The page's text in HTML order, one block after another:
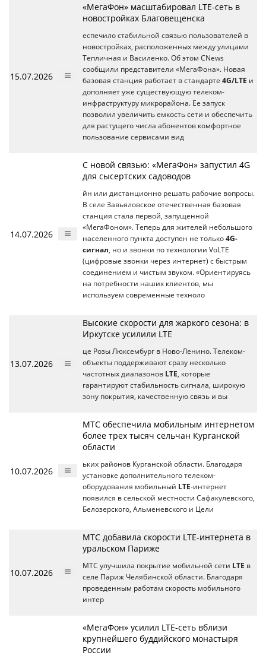
15.07.2026
«МегаФон» масштабировал LTE-сеть в
новостройках Благовещенска
еспечило стабильной связью пользователей в
новостройках, расположенных между улицами
Тепличная и Василенко. Об этом CNews
сообщили представители «МегаФона». Новая
базовая станция работает в стандарте 4G/LTE и
дополняет уже существующую телеком-
инфраструктуру микрорайона. Ее запуск
позволил увеличить емкость сети и обеспечить
для растущего числа абонентов комфортное
пользование сервисами вид
14.07.2026
С новой связью: «МегаФон» запустил 4G
для сысертских садоводов
йн или дистанционно решать рабочие вопросы.
В селе Завьяловское отечественная базовая
станция стала первой, запущенной
«МегаФоном». Теперь для жителей небольшого
населенного пункта доступен не только 4G-
сигнал , но и звонки по технологии VoLTE
(цифровые звонки через интернет) с быстрым
соединением и чистым звуком. «Ориентируясь
на потребности наших клиентов, мы
используем современные техноло
13.07.2026
Высокие скорости для жаркого сезона: в
Иркутске усилили LTE
це Розы Люксембург в Ново-Ленино. Телеком-
объекты поддерживают сразу несколько
частотных диапазонов LTE , которые
гарантируют стабильность сигнала, широкую
зону покрытия, качественную связь и вы
10.07.2026
МТС обеспечила мобильным интернетом
более трех тысяч сельчан Курганской
области
ьких районов Курганской области. Благодаря
установке дополнительного телеком-
оборудования мобильный LTE-интернет
появился в сельской местности Сафакулевского,
Белозерского, Альменевского и Цели
10.07.2026
МТС добавила скорости LTE-интернета в
уральском Париже
МТС улучшила покрытие мобильной сети LTE в
селе Париж Челябинской области. Благодаря
проведенным работам скорость мобильного
интер
«МегаФон» усилил LTE-сеть вблизи
крупнейшего буддийского монастыря
России